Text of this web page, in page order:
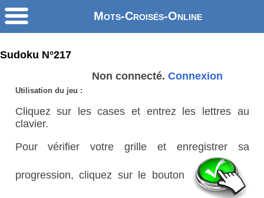
Mots-Croisés-Online
Sudoku N°217
Non connecté. Connexion
Utilisation du jeu :
Cliquez sur les cases et entrez les lettres au
clavier.
Pour vérifier votre grille et enregistrer sa
progression, cliquez sur le bouton